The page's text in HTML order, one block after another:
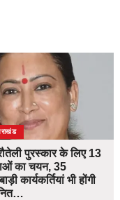
पुरस्कार के लिए 13
का चयन, 35
कार्यकर्तियां भी होंगी